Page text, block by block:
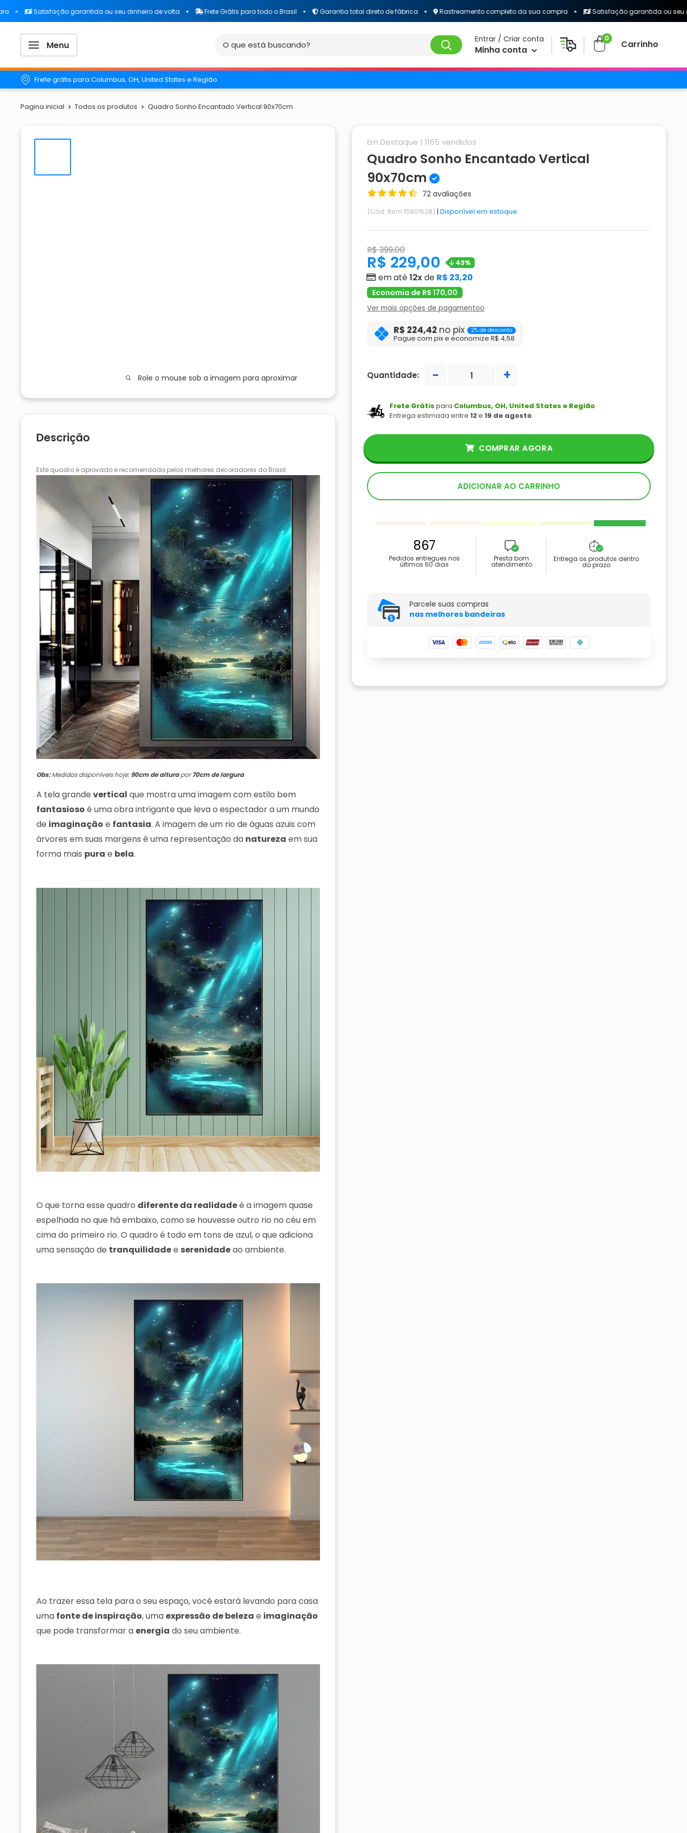
Satisfação garantida ou seu dinheiro de volta Frete Grátis para todo o Brasil Garantia total direto de fábrica Rastreamento completo da sua compra Satisfação garantida ou seu dinheiro
Menu
Entrar / Criar conta
Minha conta
0
Carrinho
Frete grátis para Columbus, OH, United States e Região.
Pagina inicial Todos os produtos Quadro Sonho Encantado Vertical 90x70cm
Role o mouse sob a imagem para aproximar
Em Destaque | 1165 vendidos
Quadro Sonho Encantado Vertical
90x70cm
72 avaliações
(Cód. Item 15801628) | Disponível em estoque.
R$ 399,00
R$ 229,00 43%
em até12xde R$ 23,20
Economia de R$ 170,00
Ver mais opções de pagamentoo
R$ 224,42 no pix 2% de desconto
Pague com pix e economize R$ 4,58
Quantidade: - +
Frete Grátis para Columbus, OH, United States e Região
Entrega estimada entre 12e 19 de agosto.
ADICIONAR AO CARRINHO
COMPRAR AGORA
867
Pedidos entregues nos
últimos 60 dias
Presta bom
atendimento
Entrega os produtos dentro
do prazo
Parcele suas compras
nas melhores bandeiras
Descrição
Este quadro é aprovado e recomendado pelos melhores decoradores do Brasil.
Obs:Medidas disponíveis hoje:90cm de alturapor70cm de largura
A tela grande vertical que mostra uma imagem com estilo bem
fantasioso é uma obra intrigante que leva o espectador a um mundo
de imaginação e fantasia. A imagem de um rio de águas azuis com
árvores em suas margens é uma representação da natureza em sua
forma mais pura e bela.
O que torna esse quadro diferente da realidadeé a imagem quase
espelhada no que há embaixo, como se houvesse outro rio no céu em
cima do primeiro rio. O quadro é todo em tons de azul, o que adiciona
uma sensação de tranquilidadee serenidadeao ambiente.
Ao trazer essa tela para o seu espaço, você estará levando para casa
uma fonte de inspiração, uma expressão de beleza e imaginação
que pode transformar a energia do seu ambiente.